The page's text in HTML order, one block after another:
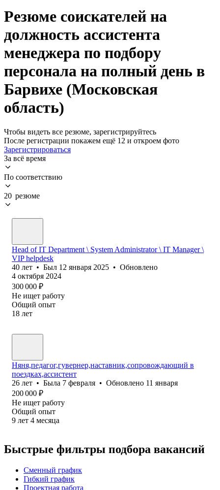
Резюме соискателей на
должность ассистента
менеджера по подбору
персонала на полный день в
Барвихе (Московская
область)
Чтобы видеть все резюме, зарегистрируйтесь
После регистрации покажем ещё 12 и откроем фото
Зарегистрироваться
За всё время
По соответствию
20 резюме
Head of IT Department \ System Administrator \ IT Manager \
VIP helpdesk
40 лет • Был 12 января 2025 • Обновлено
4 октября 2024
300 000 ₽
Не ищет работу
Общий опыт
18 лет
Няня,педагог,гувернер,наставник,сопровождающий в
поездках,ассистент
26 лет • Была 7 февраля • Обновлено 11 января
200 000 ₽
Не ищет работу
Общий опыт
9 лет 4 месяца
Быстрые фильтры подбора вакансий
Сменный график
Гибкий график
Проектная работа